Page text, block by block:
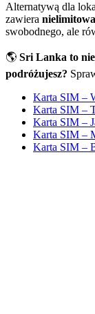
Alternatywą dla
zawiera
swobodnego, ale
🌎 Sri Lanka to
podróżujesz?
Karta SIM –
Karta SIM –
Karta SIM –
Karta SIM –
Karta SIM –